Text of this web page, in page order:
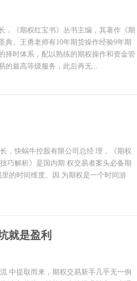
，《期权红宝书》丛书主编，其著作《期
。王勇老师有10年期货操作经验9年期
择时体系，配以熟练的期权操作和资金管
的最高等级服务，此后再无...
，快蜗牛控股有限公司总经 理，《期权
巧解析》是国内期 权交易者案头必备期
的时间维度。因 为期权是一个时间游
就是盈利
中提取而来，期权交易新手几乎无一例